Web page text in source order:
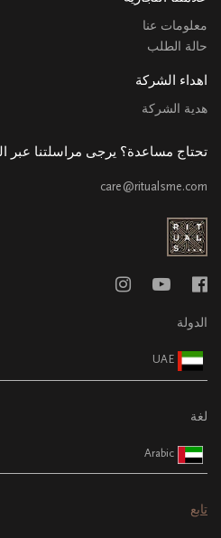
معلومات عنا
حالة الطلب
اهداء الشركة
هدية الشركة
تحتاج مساعدة؟ يرجى مراسلتنا عبر
care@ritualsme.com
الدولة
UAE
لغة
Arabic
تابع